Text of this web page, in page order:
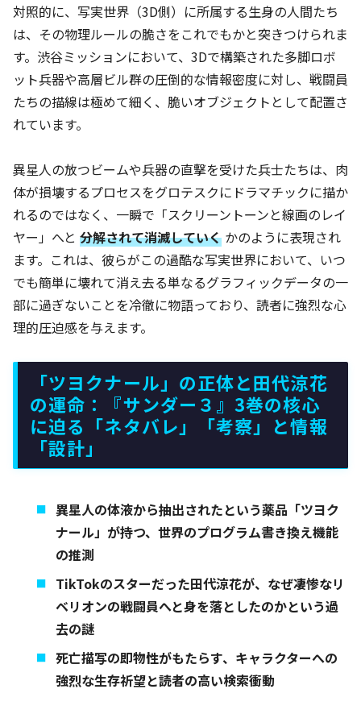
対照的に、写実世界（3D側）に所属する生身の人間たち
は、その物理ルールの脆さをこれでもかと突きつけられま
す。渋谷ミッションにおいて、3Dで構築された多脚ロボ
ット兵器や高層ビル群の圧倒的な情報密度に対し、戦闘員
たちの描線は極めて細く、脆いオブジェクトとして配置さ
れています。
異星人の放つビームや兵器の直撃を受けた兵士たちは、肉
体が損壊するプロセスをグロテスクにドラマチックに描か
れるのではなく、一瞬で「スクリーントーンと線画のレイ
ヤー」へと 分解されて消滅していく かのように表現され
ます。これは、彼らがこの過酷な写実世界において、いつ
でも簡単に壊れて消え去る単なるグラフィックデータの一
部に過ぎないことを冷徹に物語っており、読者に強烈な心
理的圧迫感を与えます。
「ツヨクナール」の正体と田代涼花
の運命：『サンダー３』3巻の核心
に迫る「ネタバレ」「考察」と情報
「設計」
異星人の体液から抽出されたという薬品「ツヨク
ナール」が持つ、世界のプログラム書き換え機能
の推測
TikTokのスターだった田代涼花が、なぜ凄惨なリ
ベリオンの戦闘員へと身を落としたのかという過
去の謎
死亡描写の即物性がもたらす、キャラクターへの
強烈な生存祈望と読者の高い検索衝動